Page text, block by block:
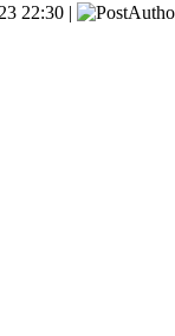
22:30 |